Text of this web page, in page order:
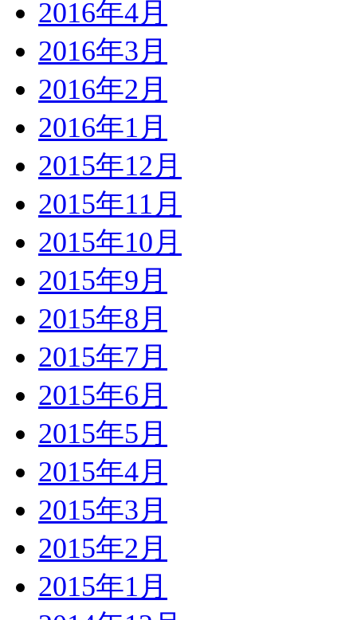
2016年4月
2016年3月
2016年2月
2016年1月
2015年12月
2015年11月
2015年10月
2015年9月
2015年8月
2015年7月
2015年6月
2015年5月
2015年4月
2015年3月
2015年2月
2015年1月